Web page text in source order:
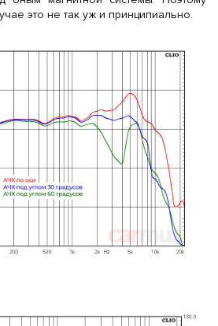
это не так уж и принципиально.